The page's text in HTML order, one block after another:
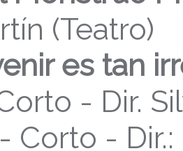
(Teatro)
es tan
- Dir.
- Corto -